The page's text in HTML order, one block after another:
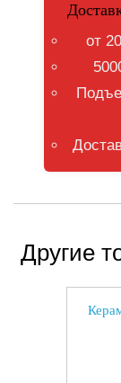
от
Другие